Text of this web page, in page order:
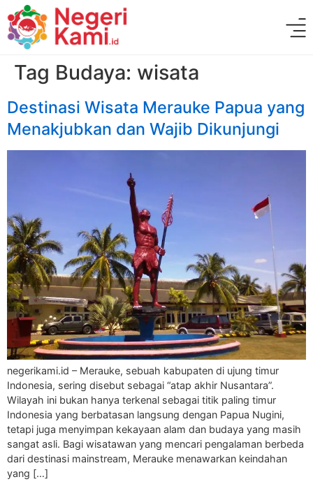
Tag Budaya: wisata
Destinasi Wisata Merauke Papua yang
Menakjubkan dan Wajib Dikunjungi
negerikami.id – Merauke, sebuah kabupaten di ujung timur
Indonesia, sering disebut sebagai “atap akhir Nusantara”.
Wilayah ini bukan hanya terkenal sebagai titik paling timur
Indonesia yang berbatasan langsung dengan Papua Nugini,
tetapi juga menyimpan kekayaan alam dan budaya yang masih
sangat asli. Bagi wisatawan yang mencari pengalaman berbeda
dari destinasi mainstream, Merauke menawarkan keindahan
yang […]